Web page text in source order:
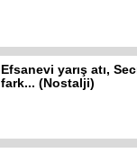
Efsanevi yarış atı,
fark... (Nostalji)